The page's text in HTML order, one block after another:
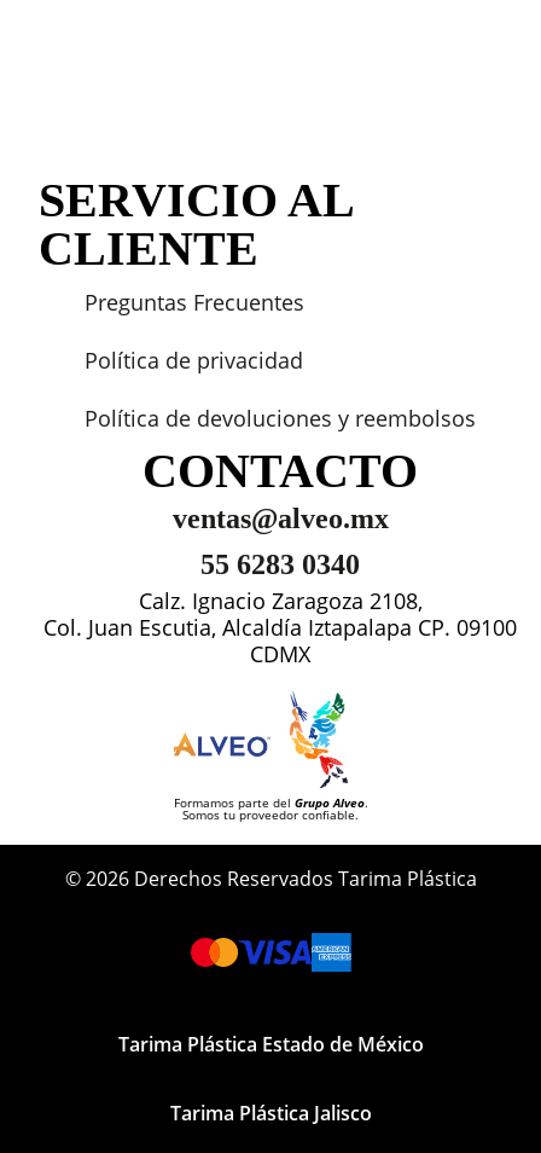
SERVICIO AL
CLIENTE
Preguntas Frecuentes
Política de privacidad
Política de devoluciones y reembolsos
CONTACTO
ventas@alveo.mx
55 6283 0340
Calz. Ignacio Zaragoza 2108,
Col. Juan Escutia, Alcaldía Iztapalapa CP. 09100
CDMX
Formamos parte del Grupo Alveo.
Somos tu proveedor confiable.
© 2026 Derechos Reservados Tarima Plástica
Tarima Plástica Estado de México
Tarima Plástica Jalisco